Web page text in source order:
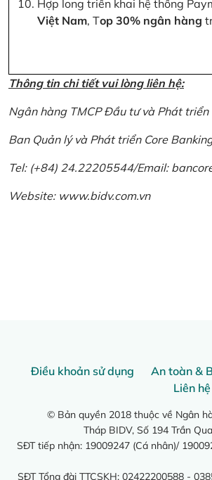
Hợp long triển khai hệ thống
Việt Nam, Top 30% ngân hàng
Thông tin chi tiết vui lòng liên hệ:
Ngân hàng TMCP Đầu tư và Phát triển
Ban Quản lý và Phát triển Core
Tel: (+84) 24.22205544/Email:
Website: www.bidv.com.vn
Điều khoản sử dụng An toàn &
Liên
© Bản quyền 2018 thuộc về Ngân
Tháp BIDV, Số 194 Trần
SĐT tiếp nhận: 19009247 (Cá nhân)/
SĐT Tổng đài TTCSKH: 02422200588 -